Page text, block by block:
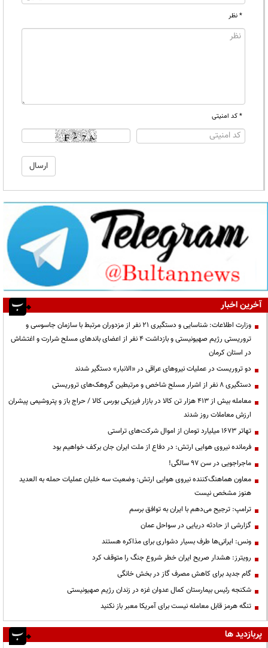
* نظر
* کد امنیتی
آخرین اخبار
وزارت اطلاعات: شناسایی و دستگیری ۲۱ نفر از مزدوران مرتبط با سازمان جاسوسی و
تروریستی رژیم صهیونیستی و بازداشت ۴ نفر از اعضای باندهای مسلح شرارت و اغتشاش
در استان کرمان
دو تروریست در عملیات نیروهای عراقی در «الانبار» دستگیر شدند
دستگیری ۸ نفر از اشرار مسلح شاخص و مرتبطین گروهک‌های تروریستی
معامله بیش از ۴۱۳ هزار تن کالا در بازار فیزیکی بورس کالا / حراج باز و پتروشیمی پیشران
ارزش معاملات روز شدند
تهاتر ۱۶۷۳ میلیارد تومان از اموال شرکت‌های تراستی
فرمانده نیروی هوایی ارتش: در دفاع از ملت ایران جان برکف خواهیم بود
ماجراجویی در سن ۹۷ سالگی!
معاون هماهنگ‌کننده نیروی هوایی ارتش: وضعیت سه خلبان عملیات حمله به العدید
هنوز مشخص نیست
ترامپ: ترجیح می‌دهم با ایران به توافق برسم
گزارشی از حادثه دریایی در سواحل عمان
ونس: ایرانی‌ها طرف بسیار دشواری برای مذاکره هستند
رویترز: هشدار صریح ایران خطر شروع جنگ را متوقف کرد
گام جدید برای کاهش مصرف گاز در بخش خانگی
شکنجه رئیس بیمارستان کمال عدوان غزه در زندان رژیم صهیونیستی
تنگه هرمز قابل معامله نیست برای آمریکا معبر باز نکنید
پربازدید ها